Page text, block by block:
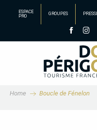
principal
ESPACE
PRO
GROUPES
Home Boucle de Fénelon